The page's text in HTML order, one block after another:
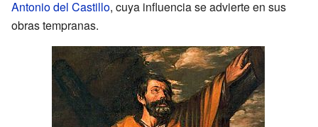
Antonio del Castillo, cuya influencia se advierte en sus
obras tempranas.